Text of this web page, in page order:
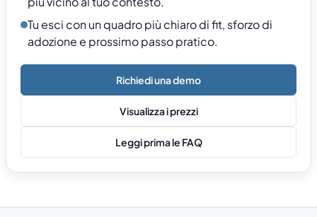
Tu esci con un quadro più chiaro di fit, sforzo di
adozione e prossimo passo pratico.
Richiedi una demo
Visualizza i prezzi
Leggi prima le FAQ